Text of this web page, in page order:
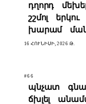
դղորդ
շշմոլ
երկու
խարամ
16 ՀՈՒՆԻՍԻ, 2026 Թ.
#66
պնչատ
ճխլել